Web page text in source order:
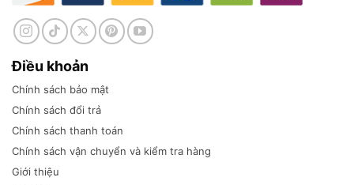
Điều khoản
Chính sách bảo mật
Chính sách đổi trả
Chính sách thanh toán
Chính sách vận chuyển và kiểm tra hàng
Giới thiệu